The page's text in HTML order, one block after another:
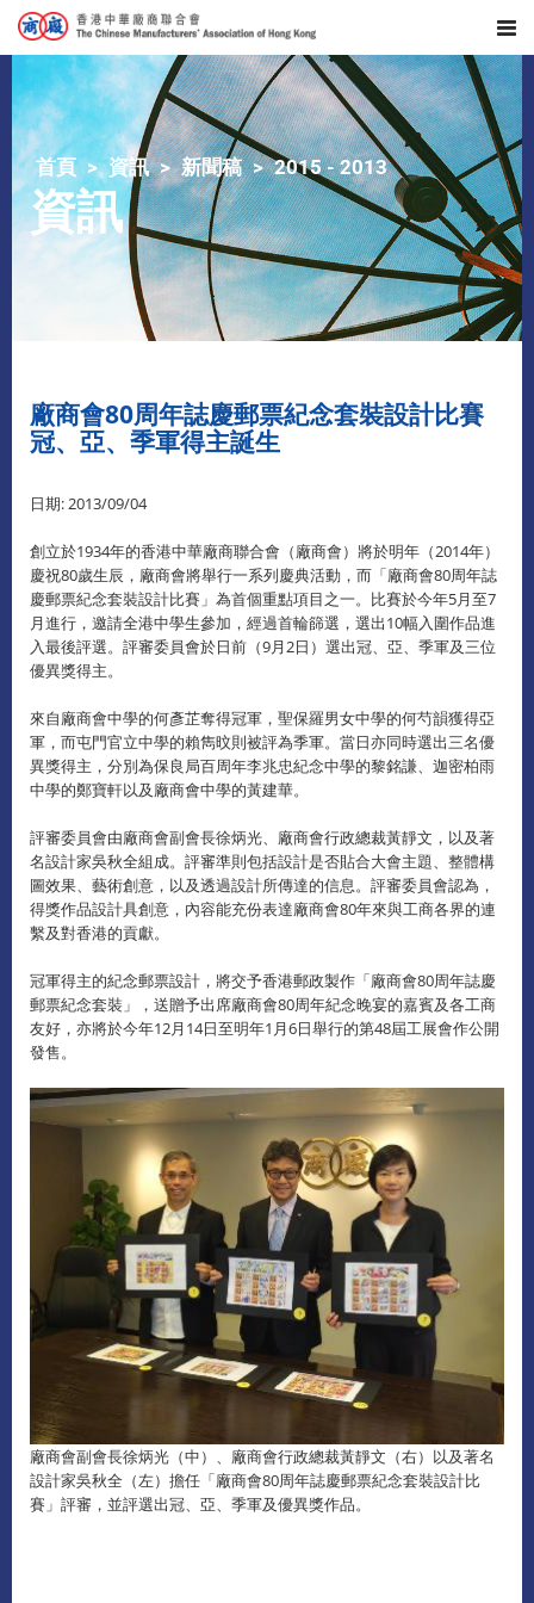
首頁 資訊 新聞稿 2015 - 2013
資訊
廠商會80周年誌慶郵票紀念套裝設計比賽
冠、亞、季軍得主誕生
日期: 2013/09/04
創立於1934年的香港中華廠商聯合會（廠商會）將於明年（2014年）
慶祝80歲生辰，廠商會將舉行一系列慶典活動，而「廠商會80周年誌
慶郵票紀念套裝設計比賽」為首個重點項目之一。比賽於今年5月至7
月進行，邀請全港中學生參加，經過首輪篩選，選出10幅入圍作品進
入最後評選。評審委員會於日前（9月2日）選出冠、亞、季軍及三位
優異獎得主。
來自廠商會中學的何彥芷奪得冠軍，聖保羅男女中學的何芍韻獲得亞
軍，而屯門官立中學的賴雋旼則被評為季軍。當日亦同時選出三名優
異獎得主，分別為保良局百周年李兆忠紀念中學的黎銘謙、迦密柏雨
中學的鄭寶軒以及廠商會中學的黃建華。
評審委員會由廠商會副會長徐炳光、廠商會行政總裁黃靜文，以及著
名設計家吳秋全組成。評審準則包括設計是否貼合大會主題、整體構
圖效果、藝術創意，以及透過設計所傳達的信息。評審委員會認為，
得獎作品設計具創意，內容能充份表達廠商會80年來與工商各界的連
繫及對香港的貢獻。
冠軍得主的紀念郵票設計，將交予香港郵政製作「廠商會80周年誌慶
郵票紀念套裝」，送贈予出席廠商會80周年紀念晚宴的嘉賓及各工商
友好，亦將於今年12月14日至明年1月6日舉行的第48屆工展會作公開
發售。
廠商會副會長徐炳光（中）、廠商會行政總裁黃靜文（右）以及著名
設計家吳秋全（左）擔任「廠商會80周年誌慶郵票紀念套裝設計比
賽」評審，並評選出冠、亞、季軍及優異獎作品。